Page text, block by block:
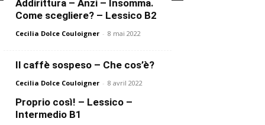
Addirittura – Anzi – Insomma.
Come scegliere? – Lessico B2
Cecilia Dolce Couloigner - 8 mai 2022
Il caffè sospeso – Che cos’è?
Cecilia Dolce Couloigner - 8 avril 2022
Proprio così! – Lessico –
Intermedio B1